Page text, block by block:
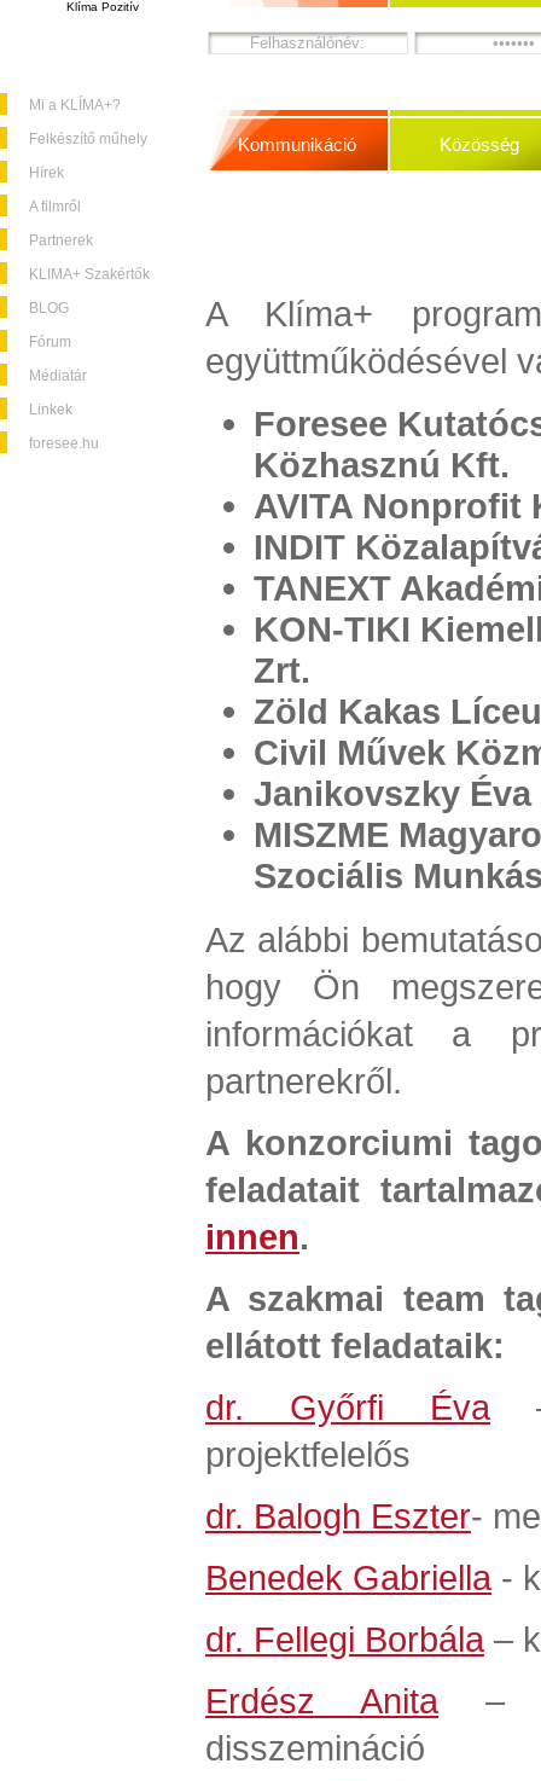
Klíma Pozitív
Mi a KLÍMA+?
Felkészítő műhely
Hírek
A filmről
Partnerek
KLIMA+ Szakértők
BLOG
Fórum
Médiatár
Linkek
foresee.hu
Kommunikáció Közösség
A Klíma+
együttműködésével
Foresee
Közhasznú Kft.
AVITA Nonprofit
INDIT
TANEXT
KON-TIKI
Zrt.
Zöld Kakas
Civil Művek
Janikovszky
MISZME
Szociális
Az alábbi
hogy Ön
információkat a
partnerekről.
A konzorciumi
feladatait
innen.
A szakmai team
ellátott feladataik:
dr. Győrfi Éva
projektfelelős
dr. Balogh Eszter-
Benedek Gabriella -
dr. Fellegi Borbála –
Erdész Anita –
disszemináció